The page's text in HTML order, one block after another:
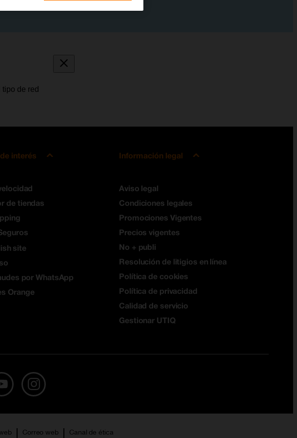
de red
interés
de tiendas
site
por WhatsApp
Orange
Información legal
Aviso legal
Condiciones legales
Promociones Vigentes
Precios vigentes
No + publi
Resolución de litigios en línea
Política de cookies
Política de privacidad
Calidad de servicio
Gestionar UTIQ
Correo web Canal de ética